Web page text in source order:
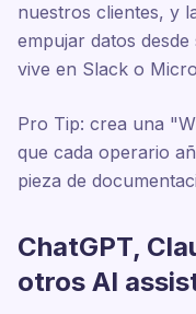
nuestros clientes, y
empujar datos
vive en Slack o
Pro Tip: crea una
que cada operario
pieza de
ChatGPT,
otros AI